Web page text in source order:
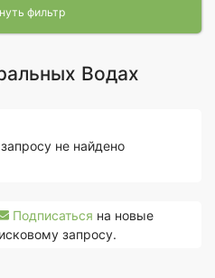
фильтр
Водах
не найдено
Подписаться на новые
запросу.